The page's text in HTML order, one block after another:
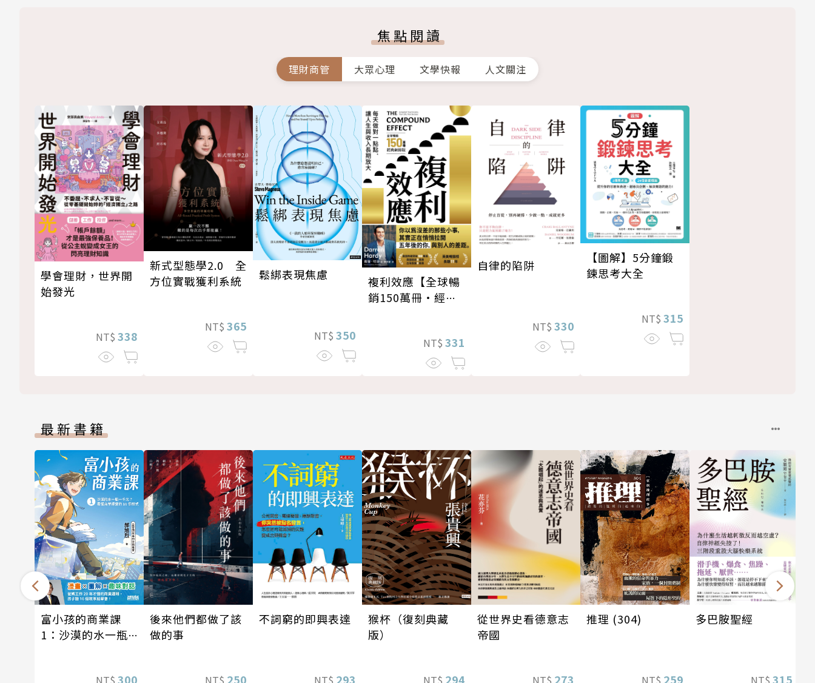
焦點閱讀
理財商管 大眾心理 文學快報 人文關注
學會理財，世界開
始發光
NT$ 338
新式型態學2.0 全
方位實戰獲利系統
NT$ 365
鬆綁表現焦慮
NT$ 350
複利效應【全球暢
銷150萬冊・經典
NT$ 331
自律的陷阱
NT$ 330
【圖解】5分鐘鍛
鍊思考大全
NT$ 315
最新書籍
富小孩的商業課
1：沙漠的水一瓶
300
後來他們都做了該
做的事
NT$ 250
不詞窮的即興表達
293
猴杯（復刻典藏
版）
294
從世界史看德意志
帝國
NT$ 273
推理 (304)
259
多巴胺聖經
315